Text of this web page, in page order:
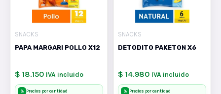
SNACKS
PAPA MARGARI POLLO X12
$ 18.150 IVA incluido
% Precios por cantidad
SNACKS
DETODITO PAKETON X6
$ 14.980 IVA incluido
% Precios por cantidad